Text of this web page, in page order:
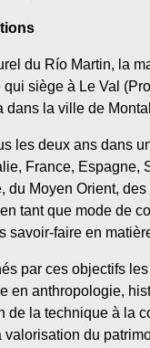
du Río Martin, la
qui siège à Le Val
dans la ville de
les deux ans dans
France, Espagne,
du Moyen Orient,
tant que mode de
savoir-faire en
par ces objectifs
en anthropologie,
de la technique à la
valorisation du